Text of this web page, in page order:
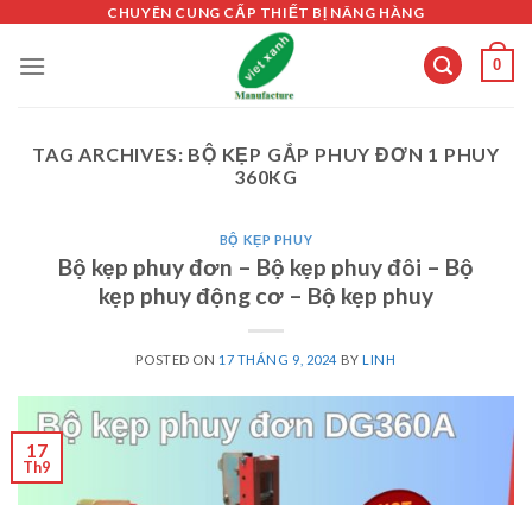
content
CHUYÊN CUNG CẤP THIẾT BỊ NÂNG HÀNG
0
TAG ARCHIVES: BỘ KẸP GẮP PHUY ĐƠN 1 PHUY
360KG
BỘ KẸP PHUY
Bộ kẹp phuy đơn – Bộ kẹp phuy đôi – Bộ
kẹp phuy động cơ – Bộ kẹp phuy
POSTED ON 17 THÁNG 9, 2024 BYLINH
17
Th9